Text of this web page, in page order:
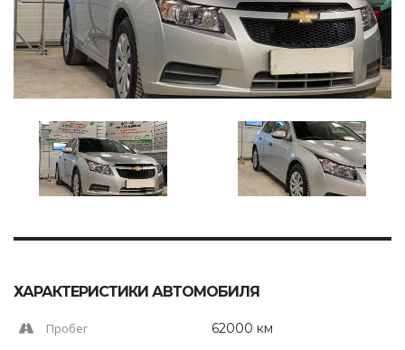
ХАРАКТЕРИСТИКИ АВТОМОБИЛЯ
Пробег 62000 км